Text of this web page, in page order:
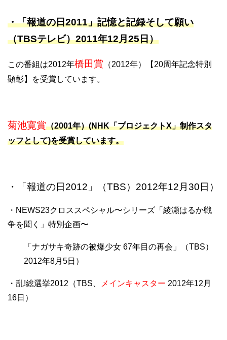
・「報道の日2011」記憶と記録そして願い
（TBSテレビ）2011年12月25日）
この番組は2012年橋田賞 （2012年）【20周年記念特別
顕彰】を受賞しています。
菊池寛賞（2001年）(NHK「プロジェクトX」制作スタ
ッフとして)を受賞しています。
・「報道の日2012」（TBS）2012年12月30日）
・NEWS23クロススペシャル〜シリーズ「綾瀬はるか戦
争を聞く」特別企画〜
「ナガサキ奇跡の被爆少女 67年目の再会」（TBS）
2012年8月5日）
・乱!総選挙2012（TBS、 メインキャスター 2012年12月
16日）